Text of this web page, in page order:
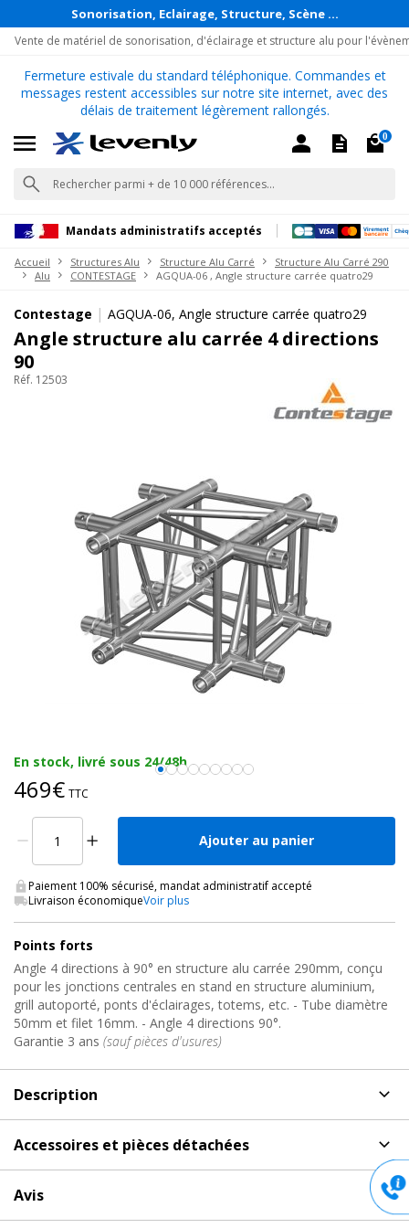
Sonorisation, Eclairage, Structure, Scène ...
Vente de matériel de sonorisation, d'éclairage et structure alu pour
Fermeture estivale du standard téléphonique. Commandes et
messages restent accessibles sur notre site internet, avec des
délais de traitement légèrement rallongés.
0
Mandats administratifs acceptés
Accueil Structures Alu Structure Alu Carré
Structure Alu Carré 290
Alu
CONTESTAGE AGQUA-06 , Angle structure carrée quatro29
Contestage | AGQUA-06, Angle structure carrée quatro29
Angle structure alu carrée 4 directions
90
Réf. 12503
En stock, livré sous 24/48h
469€ TTC
Ajouter au panier
Paiement 100% sécurisé, mandat administratif accepté
Livraison économiqueVoir plus
Points forts
Angle 4 directions à 90° en structure alu carrée 290mm, conçu
pour les jonctions centrales en stand en structure aluminium,
grill autoporté, ponts d'éclairages, totems, etc. - Tube diamètre
50mm et filet 16mm. - Angle 4 directions 90°.
Garantie 3 ans (sauf pièces d'usures)
Description
06 Contestage
Angle de Structure Alu Carré de section 290mm
Structurez vos volumes complets avec un angle en structure alu
Accessoires et pièces détachées
pour Angle structure
carrée quatro29, AGQUA-06 Contestage
Avis